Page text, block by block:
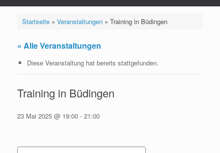
Startseite» Veranstaltungen» Training in Büdingen
« Alle Veranstaltungen
Diese Veranstaltung hat bereits stattgefunden.
Training in Büdingen
23 Mai 2025 @ 19:00 - 21:00